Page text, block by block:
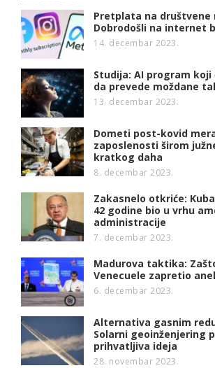
Pretplata na društvene
Dobrodošli na internet
14. decembar 2023.
Studija: AI program
da prevede moždane
13. decembar 2023.
Dometi post-kovid
zaposlenosti širom
kratkog daha
8. decembar 2023.
Zakasnelo otkriće:
42 godine bio u vrhu
administracije
7. decembar 2023.
Madurova taktika:
Venecuele zapretio
6. decembar 2023.
Alternativa gasnim
Solarni geoinženjering
prihvatljiva ideja
28. novembar 2023.